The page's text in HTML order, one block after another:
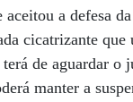
a defesa
cicatrizante
de aguardar o
manter a